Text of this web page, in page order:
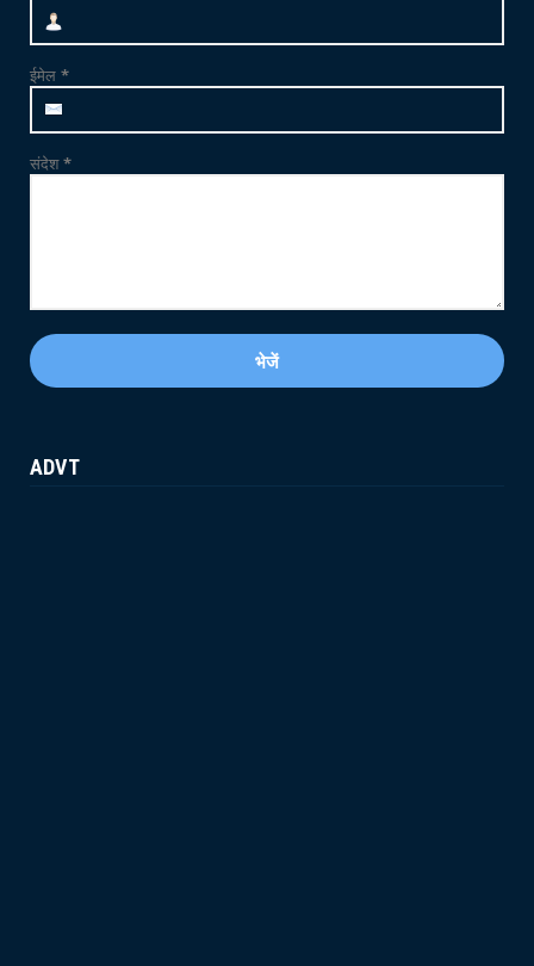
अंतर्राष्ट्र...
ईमेल *
संदेश*
ADVT